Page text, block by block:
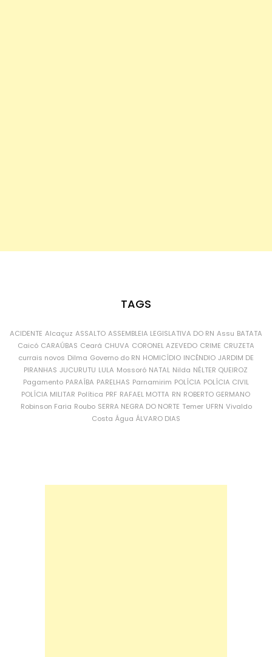
TAGS
ACIDENTE Alcaçuz ASSALTO ASSEMBLEIA LEGISLATIVA DO RN Assu BATATA
Caicó CARAÚBAS Ceará CHUVA CORONEL AZEVEDO CRIME CRUZETA
currais novos Dilma Governo do RN HOMICÍDIO INCÊNDIO JARDIM DE
PIRANHAS JUCURUTU LULA Mossoró NATAL Nilda NÉLTER QUEIROZ
Pagamento PARAÍBA PARELHAS Parnamirim POLÍCIA POLÍCIA CIVIL
POLÍCIA MILITAR Política PRF RAFAEL MOTTA RN ROBERTO GERMANO
Robinson Faria Roubo SERRA NEGRA DO NORTE Temer UFRN Vivaldo
Costa Água ÁLVARO DIAS